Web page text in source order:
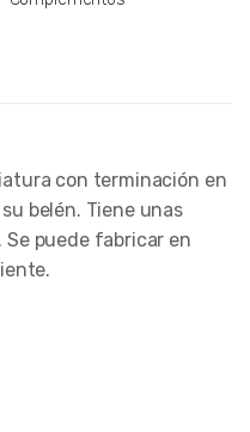
con terminación en
belén. Tiene unas
Se puede fabricar en